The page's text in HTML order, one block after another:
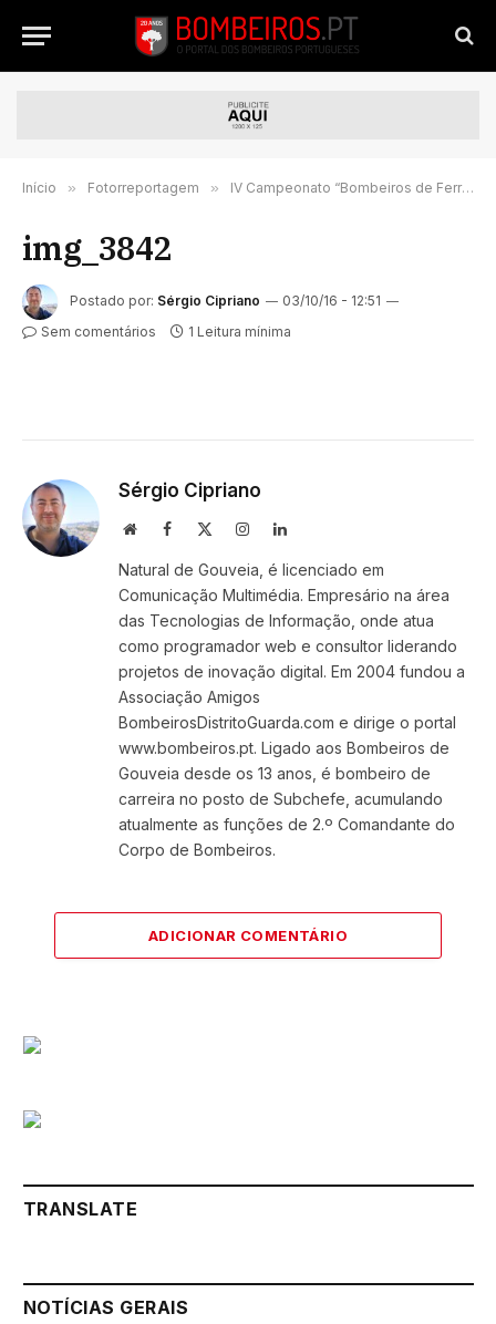
Início » Fotorreportagem » IV Campeonato “Bombeiros de Ferro – Portugal 2016” decorreu no Porto este fim-de-semana
img_3842
Postado por: Sérgio Cipriano
03/10/16 - 12:51
Sem comentários
1 Leitura mínima
Sérgio Cipriano
WebsiteFacebook InstagramLinkedIn
Natural de Gouveia, é licenciado em
Comunicação Multimédia. Empresário na área
das Tecnologias de Informação, onde atua
como programador web e consultor liderando
projetos de inovação digital. Em 2004 fundou a
Associação Amigos
BombeirosDistritoGuarda.com e dirige o portal
www.bombeiros.pt. Ligado aos Bombeiros de
Gouveia desde os 13 anos, é bombeiro de
carreira no posto de Subchefe, acumulando
atualmente as funções de 2.º Comandante do
Corpo de Bombeiros.
ADICIONAR COMENTÁRIO
TRANSLATE
NOTÍCIAS GERAIS